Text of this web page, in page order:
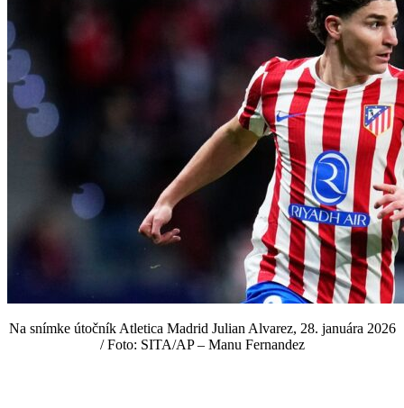
Na snímke útočník Atletica Madrid Julian Alvarez, 28. januára 2026
/ Foto: SITA/AP – Manu Fernandez